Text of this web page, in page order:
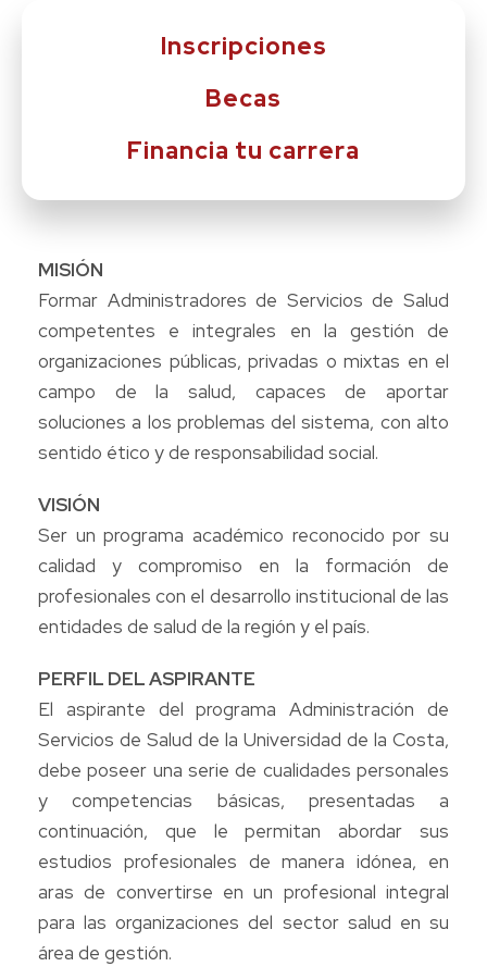
Inscripciones
Becas
Financia tu carrera
MISIÓN
Formar Administradores de Servicios de Salud
competentes e integrales en la gestión de
organizaciones públicas, privadas o mixtas en el
campo de la salud, capaces de aportar
soluciones a los problemas del sistema, con alto
sentido ético y de responsabilidad social.
VISIÓN
Ser un programa académico reconocido por su
calidad y compromiso en la formación de
profesionales con el desarrollo institucional de las
entidades de salud de la región y el país.
PERFIL DEL ASPIRANTE
El aspirante del programa Administración de
Servicios de Salud de la Universidad de la Costa,
debe poseer una serie de cualidades personales
y competencias básicas, presentadas a
continuación, que le permitan abordar sus
estudios profesionales de manera idónea, en
aras de convertirse en un profesional integral
para las organizaciones del sector salud en su
área de gestión.